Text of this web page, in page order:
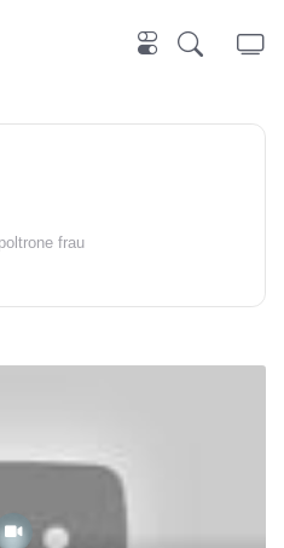
poltrone frau